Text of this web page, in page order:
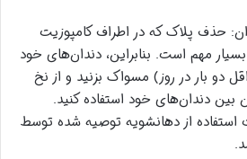
حذف پلاک که در اطراف کامپوزیت
مهم است. بنابراین، دندان‌های خود
دو بار در روز) مسواک بزنید و از نخ
بین دندان‌های خود استفاده کنید.
از دهانشویه توصیه شده توسط